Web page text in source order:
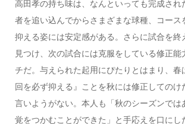
高田孝の持ち味は、なんといっても完成され
者を追い込んでからさまざまな球種、コース
抑える姿には安定感がある。さらに試合を終
見つけ、次の試合には克服をしている修正能
チだ。与えられた起用にぴたりとはまり、春
回を必ず抑える』ことを秋には修正してのけ
言いようがない。本人も「秋のシーズンでは
覚をつかむことができた」と手応えを口にし